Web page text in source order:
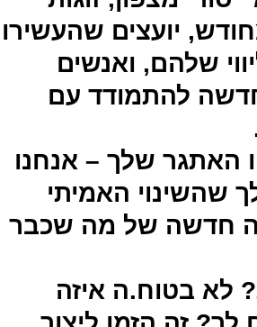
יועצים שהעשירו
שלהם, ואנשים
להתמודד עם
האתגר שלך – אנחנו
שהשינוי האמיתי
חדשה של מה שכבר
לא בטוח.ה איזה